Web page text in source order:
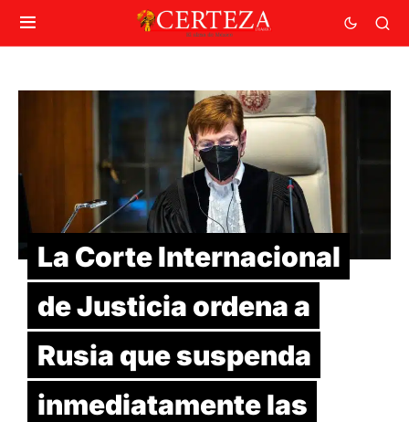
La Corte Internacional
de Justicia ordena a
Rusia que suspenda
inmediatamente las